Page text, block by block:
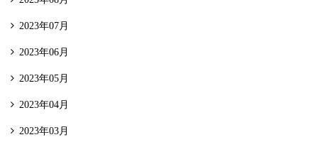
2023年07月
2023年06月
2023年05月
2023年04月
2023年03月